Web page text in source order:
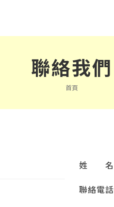
聯絡我們
首頁
姓 名
聯絡電話